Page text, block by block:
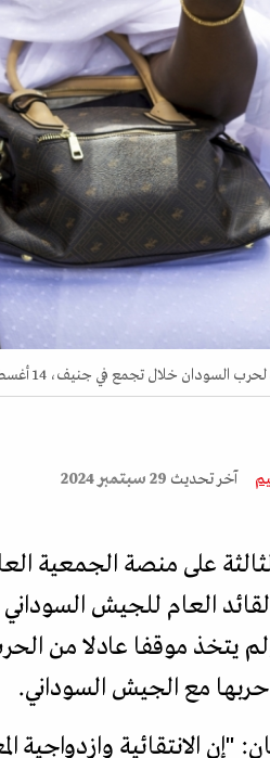
خلال تجمع في جنيف، 14 أغسطس 2024
آخر تحديث 29 سبتمبر 2024
على منصة الجمعية
العام للجيش
يتخذ موقفا عادلا من
مع الجيش السوداني.
"إن الانتقائية وازدواجية